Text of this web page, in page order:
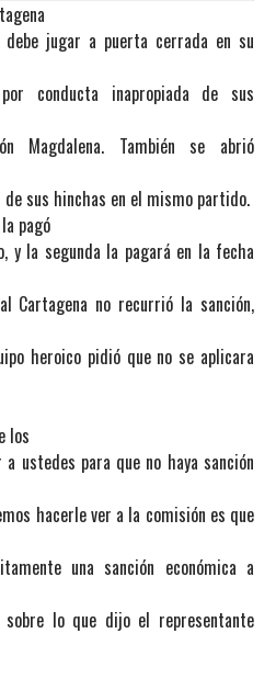
jugar a puerta cerrada en su
conducta inapropiada de sus
Magdalena. También se abrió
sus hinchas en el mismo partido.
pagó
y la segunda la pagará en la fecha
Cartagena no recurrió la sanción,
heroico pidió que no se aplicara
los
ustedes para que no haya sanción
hacerle ver a la comisión es que
una sanción económica a
sobre lo que dijo el representante